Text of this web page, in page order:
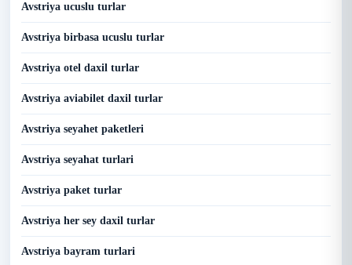
Avstriya ucuslu turlar
Avstriya birbasa ucuslu turlar
Avstriya otel daxil turlar
Avstriya aviabilet daxil turlar
Avstriya seyahet paketleri
Avstriya seyahat turlari
Avstriya paket turlar
Avstriya her sey daxil turlar
Avstriya bayram turlari